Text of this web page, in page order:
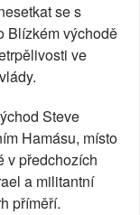
se s
Blízkém východě
ve
Steve
Hamásu, místo
v předchozích
a militantní
příměří.